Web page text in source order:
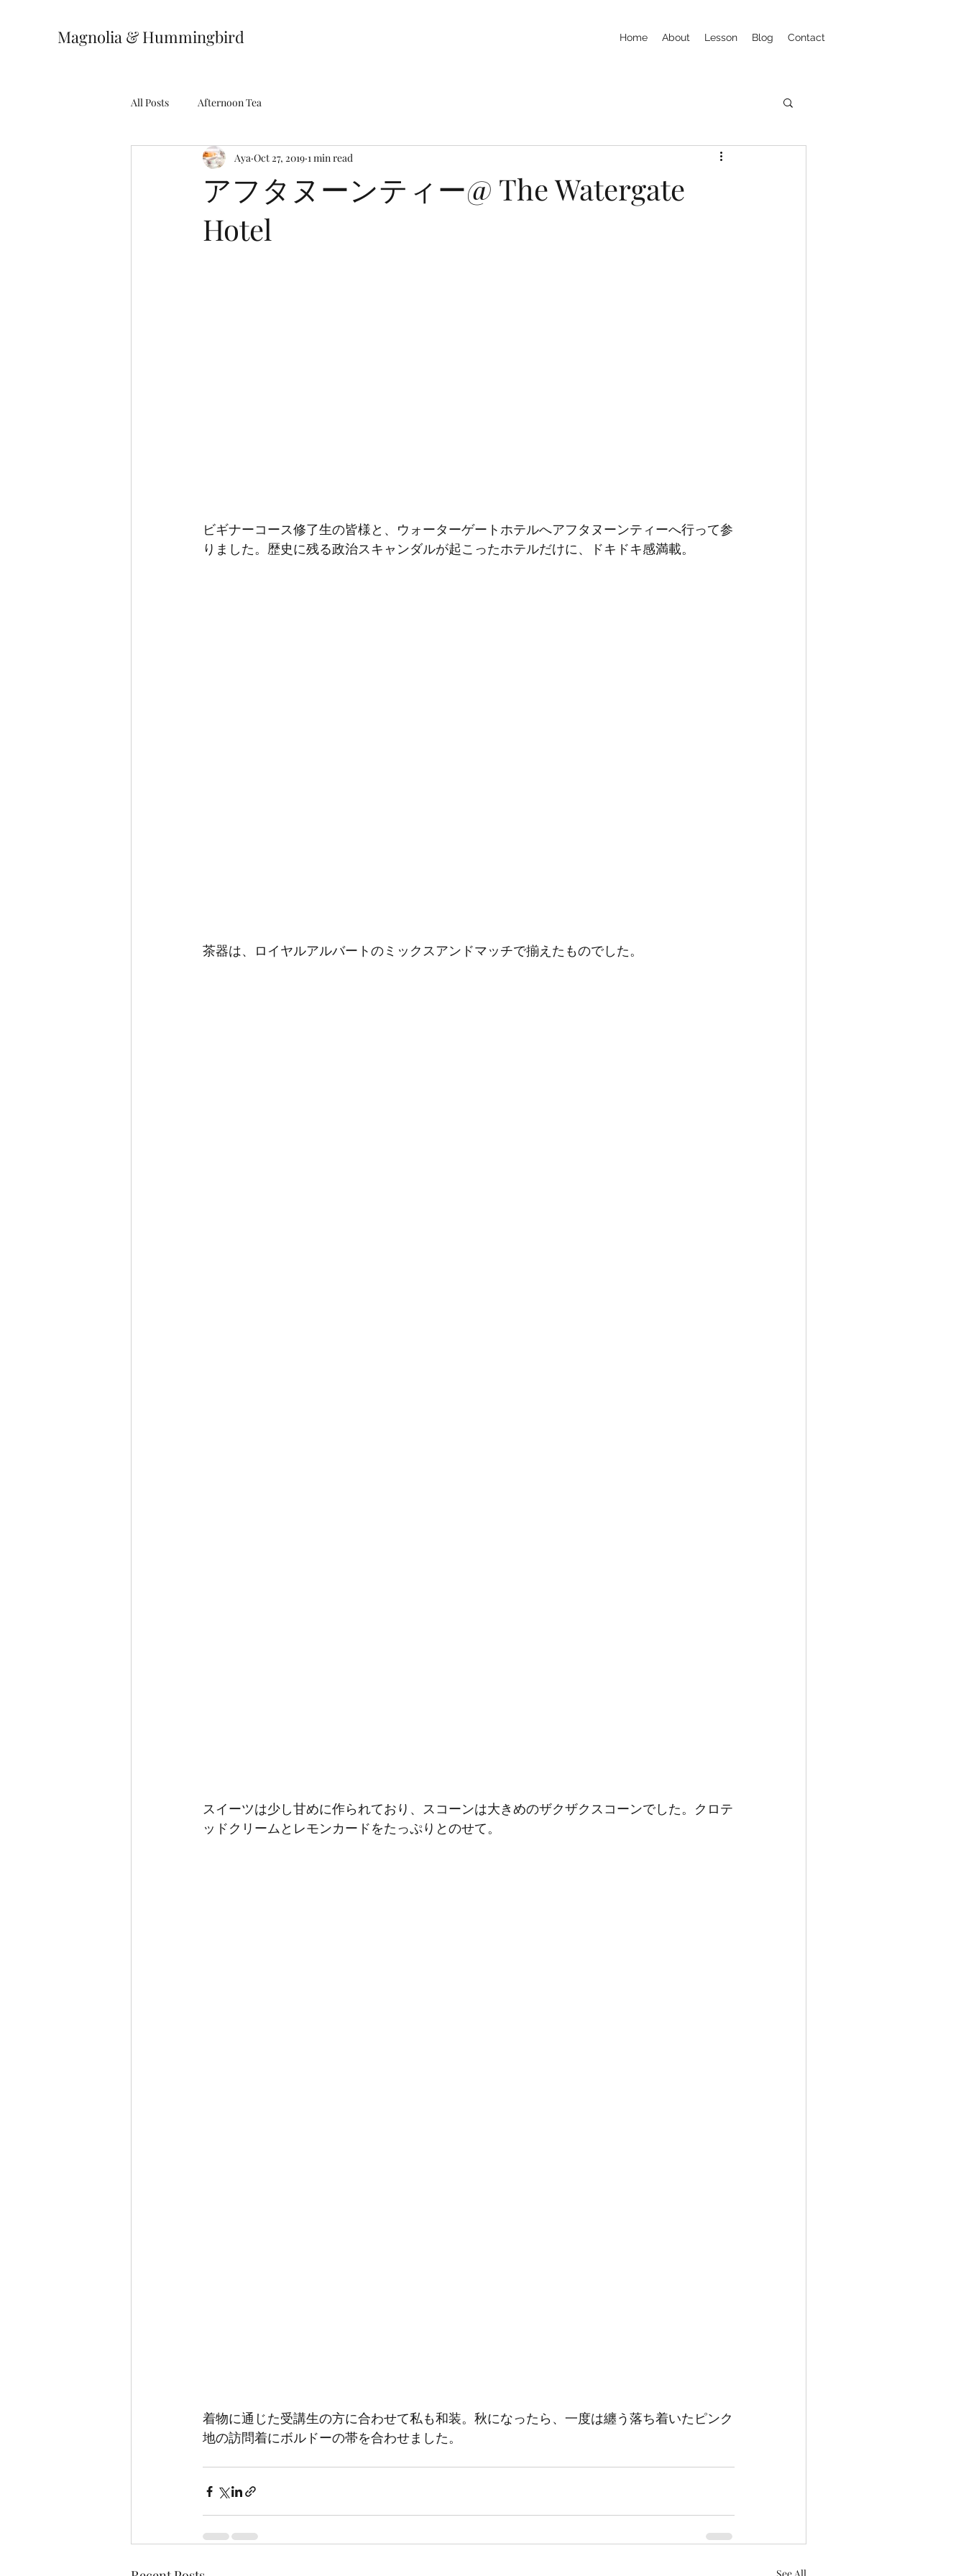
Magnolia & Hummingbird Home About Lesson Blog Contact
All Posts Afternoon Tea
アフタヌーンティー@ The Watergate
Hotel
Aya Oct 27, 2019 1 min read
ビギナーコース修了生の皆様と、ウォーターゲートホテルへアフタヌーンティーへ行って参
りました。歴史に残る政治スキャンダルが起こったホテルだけに、ドキドキ感満載。
茶器は、ロイヤルアルバートのミックスアンドマッチで揃えたものでした。
スイーツは少し甘めに作られており、スコーンは大きめのザクザクスコーンでした。クロテ
ッドクリームとレモンカードをたっぷりとのせて。
着物に通じた受講生の方に合わせて私も和装。秋になったら、一度は纏う落ち着いたピンク
地の訪問着にボルドーの帯を合わせました。